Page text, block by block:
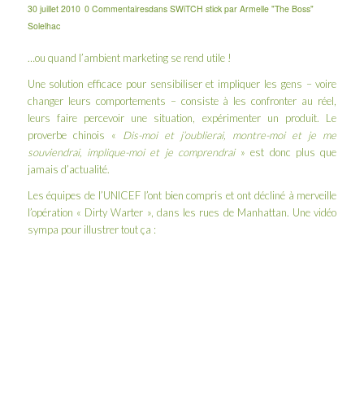
30 juillet 2010 0 Commentairesdans SWiTCH stick par Armelle "The Boss"
Solelhac
…ou quand l’ambient marketing se rend utile !
Une solution efficace pour sensibiliser et impliquer les gens – voire
changer leurs comportements – consiste à les confronter au réel,
leurs faire percevoir une situation, expérimenter un produit. Le
proverbe chinois « Dis-moi et j’oublierai, montre-moi et je me
souviendrai, implique-moi et je comprendrai» est donc plus que
jamais d’actualité.
Les équipes de l’UNICEF l’ont bien compris et ont décliné à merveille
l’opération « Dirty Warter », dans les rues de Manhattan. Une vidéo
sympa pour illustrer tout ça :